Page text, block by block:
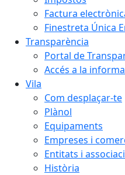
Factura
Finestreta Única
Transparència
Portal de
Accés a la
Vila
Com desplaçar-te
Plànol
Equipaments
Empreses i
Entitats i
Història